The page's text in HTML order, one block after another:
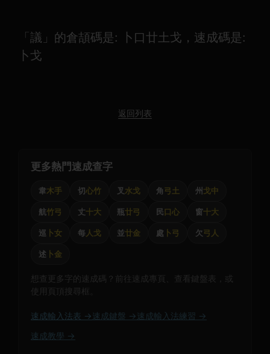
「議」的倉頡碼是: 卜口廿土戈，速成碼是:
卜戈
返回列表
更多熱門速成查字
韋木手 切心竹 叉 水戈 角弓土 州 戈中
航竹弓 丈十大 瓶廿弓 民口心 窗十大
巡 卜女 每人戈 並廿金 處 卜弓 欠弓人
述 卜金
想查更多字的速成碼？前往速成專頁、查看鍵盤表，或
使用頁頂搜尋框。
速成輸入法表 → 速成鍵盤 → 速成輸入法練習 →
速成教學 →